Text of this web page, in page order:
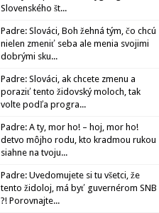
Slovenského št...
Padre: Slováci, Boh žehná tým, čo chcú
nielen zmeniť seba ale menia svojimi
dobrými sku...
Padre: Slováci, ak chcete zmenu a
poraziť tento židovský moloch, tak
volte podľa progra...
Padre: A ty, mor ho! – hoj, mor ho!
detvo môjho rodu, kto kradmou rukou
siahne na tvoju...
Padre: Uvedomujete si tu všetci, že
tento židoloj, má byť guvernérom SNB
?! Porovnajte...